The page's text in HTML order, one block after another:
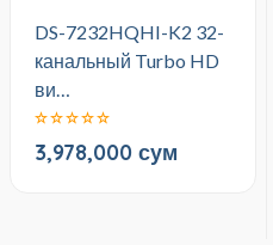
DS-7232HQHI-K2 32-
канальный Turbo HD
ви…
3,978,000 сум